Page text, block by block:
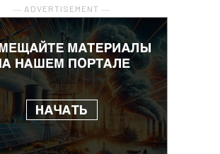
― ADVERTISEMENT ―